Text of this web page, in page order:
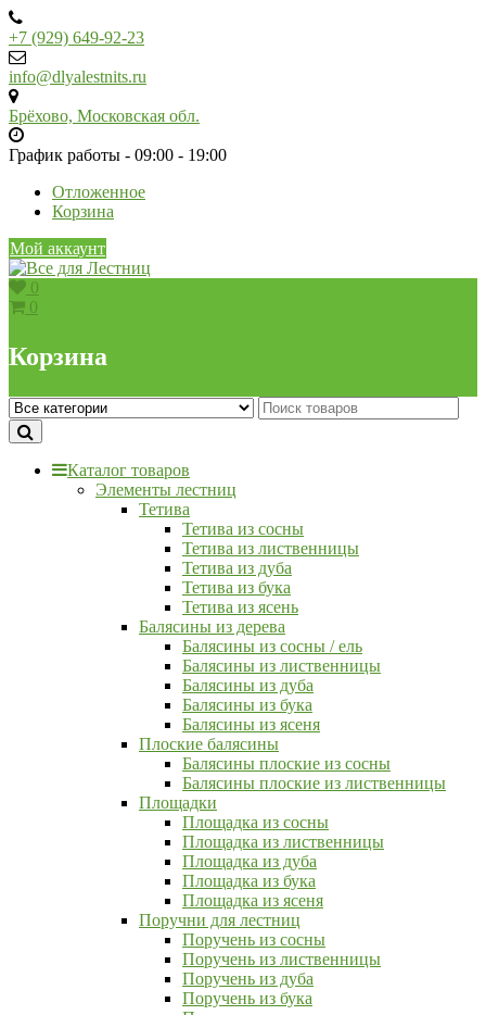
Skip
to
content
+7 (929) 649-92-23
info@dlyalestnits.ru
Брёхово, Московская обл.
График работы - 09:00 - 19:00
Отложенное
Корзина
Мой аккаунт
0
0
Корзина
Каталог товаров
Элементы лестниц
Тетива
Тетива из сосны
Тетива из лиственницы
Тетива из дуба
Тетива из бука
Тетива из ясень
Балясины из дерева
Балясины из сосны / ель
Балясины из лиственницы
Балясины из дуба
Балясины из бука
Балясины из ясеня
Плоские балясины
Балясины плоские из сосны
Балясины плоские из лиственницы
Площадки
Площадка из сосны
Площадка из лиственницы
Площадка из дуба
Площадка из бука
Площадка из ясеня
Поручни для лестниц
Поручень из сосны
Поручень из лиственницы
Поручень из дуба
Поручень из бука